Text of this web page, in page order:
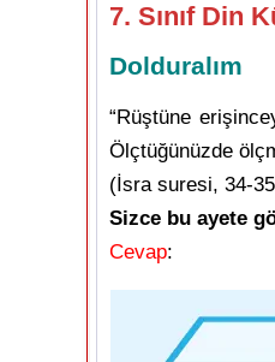
7. Sınıf Din
Dolduralım
“Rüştüne
Ölçtüğünüzde
(İsra suresi, 34-
Sizce bu ayete
Cevap: